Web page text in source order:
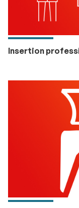
Insertion